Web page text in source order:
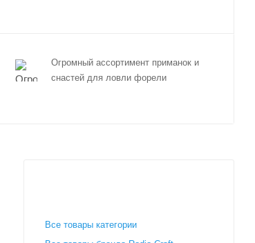
Огромный ассортимент приманок и
снастей для ловли форели
Все товары категории